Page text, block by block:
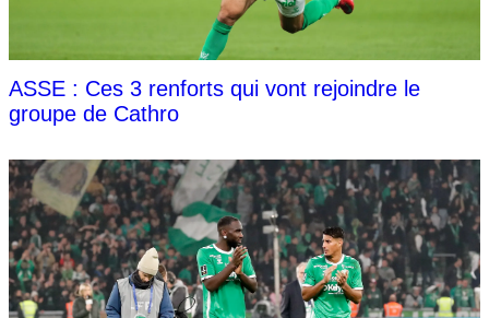
ASSE : Ces 3 renforts qui vont rejoindre le
groupe de Cathro